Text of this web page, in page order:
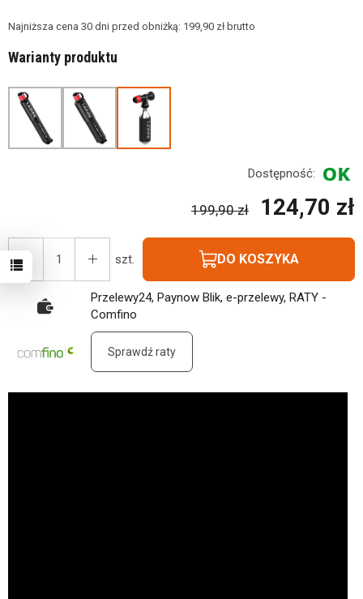
Najniższa cena 30 dni przed obniżką: 199,90 zł brutto
Warianty produktu
Dostępność:
199,90 zł 124,70 zł
szt. DO KOSZYKA
Przelewy24, Paynow Blik, e-przelewy, RATY -
Comfino
Sprawdź raty